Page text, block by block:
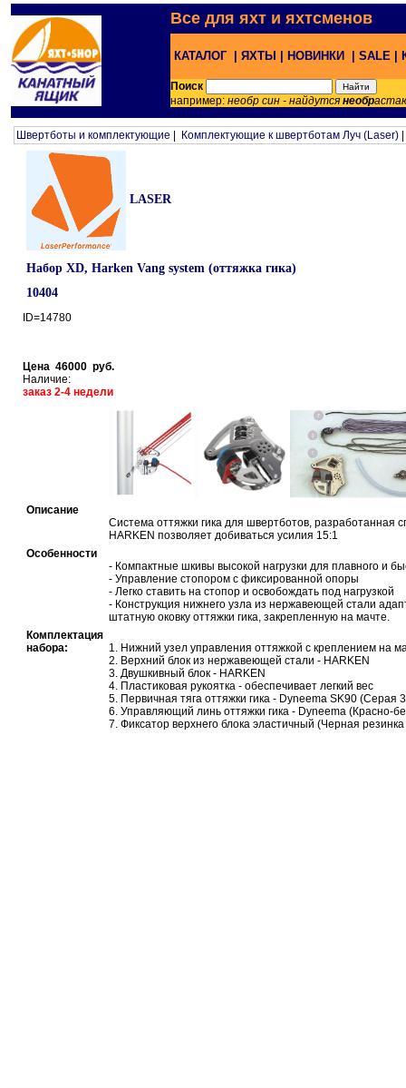
Все для яхт и яхтсменов
КАТАЛОГ | ЯХТЫ | НОВИНКИ | SALE |
Поиск
например: необр син - найдутся необр
Швертботы и комплектующие Комплектующие к швертботам Луч (Laser)
LASER
Набор XD, Harken Vang system (оттяжка гика)
10404
ID=14780
Цена 46000 руб.
Наличие:
заказ 2-4 недели
Описание
Система оттяжки гика для швертботов, разработанная
HARKEN позволяет добиваться усилия 15:1
Особенности
- Компактные шкивы высокой нагрузки для плавного и
- Управление стопором с фиксированной опоры
- Легко ставить на стопор и освобождать под нагрузкой
- Конструкция нижнего узла из нержавеющей стали
штатную оковку оттяжки гика, закрепленную на мачте.
Комплектация
набора:
1. Нижний узел управления оттяжкой с креплением на
2. Верхний блок из нержавеющей стали - HARKEN
3. Двушкивный блок - HARKEN
4. Пластиковая рукоятка - обеспечивает легкий вес
5. Первичная тяга оттяжки гика - Dyneema SK90 (Серая
6. Управляющий линь оттяжки гика - Dyneema (Красно-
7. Фиксатор верхнего блока эластичный (Черная